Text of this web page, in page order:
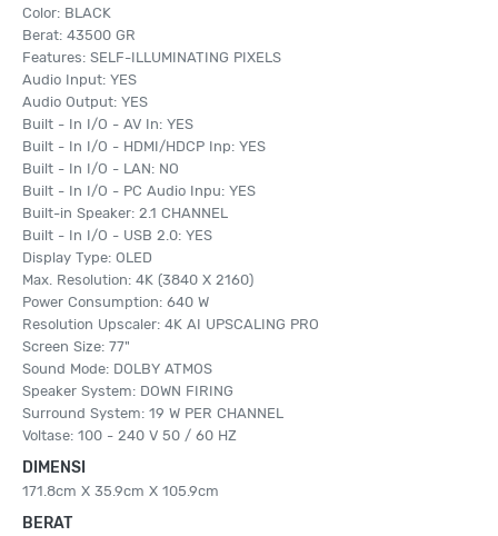
Color: BLACK
Berat: 43500 GR
Features: SELF-ILLUMINATING PIXELS
Audio Input: YES
Audio Output: YES
Built - In I/O - AV In: YES
Built - In I/O - HDMI/HDCP Inp: YES
Built - In I/O - LAN: NO
Built - In I/O - PC Audio Inpu: YES
Built-in Speaker: 2.1 CHANNEL
Built - In I/O - USB 2.0: YES
Display Type: OLED
Max. Resolution: 4K (3840 X 2160)
Power Consumption: 640 W
Resolution Upscaler: 4K AI UPSCALING PRO
Screen Size: 77"
Sound Mode: DOLBY ATMOS
Speaker System: DOWN FIRING
Surround System: 19 W PER CHANNEL
Voltase: 100 - 240 V 50 / 60 HZ
DIMENSI
171.8cm X 35.9cm X 105.9cm
BERAT